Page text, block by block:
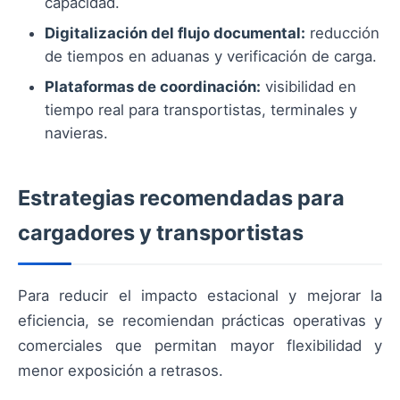
Digitalización del flujo documental: reducción
de tiempos en aduanas y verificación de carga.
Plataformas de coordinación: visibilidad en
tiempo real para transportistas, terminales y
navieras.
Estrategias recomendadas para
cargadores y transportistas
Para reducir el impacto estacional y mejorar la
eficiencia, se recomiendan prácticas operativas y
comerciales que permitan mayor flexibilidad y
menor exposición a retrasos.